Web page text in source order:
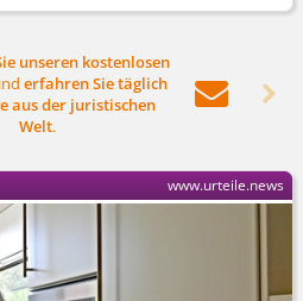
unseren kostenlosen
erfahren Sie täglich
aus der juristischen
Welt.
 
www.urteile.news